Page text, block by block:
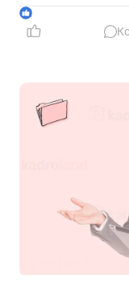
відновити
надійне
1